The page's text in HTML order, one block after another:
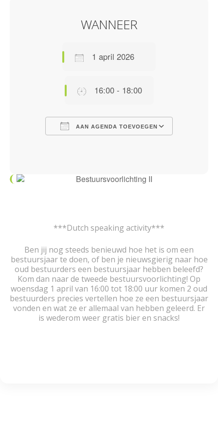
WANNEER
1 april 2026
16:00 - 18:00
AAN AGENDA TOEVOEGEN
***Dutch speaking activity***
Ben jij nog steeds benieuwd hoe het is om een
bestuursjaar te doen, of ben je nieuwsgierig naar hoe
oud bestuurders een bestuursjaar hebben beleefd?
Kom dan naar de tweede bestuursvoorlichting! Op
woensdag 1 april van 16:00 tot 18:00 uur komen 2 oud
bestuurders precies vertellen hoe ze een bestuursjaar
vonden en wat ze er allemaal van hebben geleerd. Er
is wederom weer gratis bier en snacks!